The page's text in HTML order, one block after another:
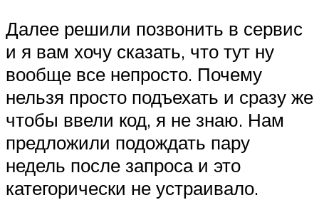
Далее решили позвонить в сервис
и я вам хочу сказать, что тут ну
вообще все непросто. Почему
нельзя просто подъехать и сразу же
чтобы ввели код, я не знаю. Нам
предложили подождать пару
недель после запроса и это
категорически не устраивало.